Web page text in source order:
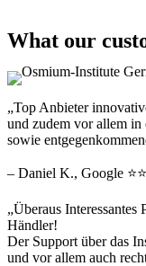
What our
„Top Anbieter
und zudem vor allem
sowie
– Daniel K., Google
„Überaus
Händler!
Der Support über das
und vor allem auch